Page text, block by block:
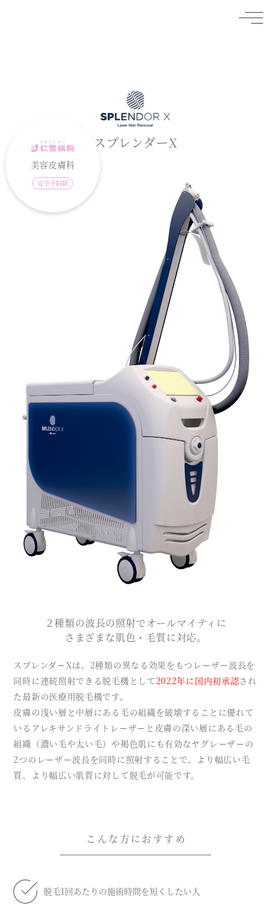
美容皮膚科
完全予約制
スプレンダーX
２種類の波長の照射でオールマイティに
さまざまな肌色・毛質に対応。
スプレンダーXは、2種類の異なる効果をもつレーザー波長を
同時に連続照射できる脱毛機として2022年に国内初承認され
た最新の医療用脱毛機です。
皮膚の浅い層と中層にある毛の組織を破壊することに優れて
いるアレキサンドライトレーザーと皮膚の深い層にある毛の
組織（濃い毛や太い毛）や褐色肌にも有効なヤグレーザーの
2つのレーザー波長を同時に照射することで、より幅広い毛
質、より幅広い肌質に対して脱毛が可能です。
こんな方におすすめ
脱毛1回あたりの施術時間を短くしたい人